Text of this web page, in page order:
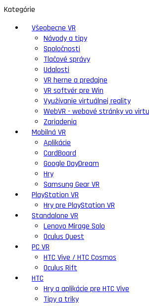
Kategórie
Všeobecne VR
Návody a tipy
Spoločnosti
Tlačové správy
Udalosti
VR herne a predajne
VR softvér pre Win
Využívanie virtuálnej reality
WebVR - webové stránky vo
Zariadenia
Mobilná VR
Aplikácie
CardBoard
Google DayDream
Hry
Samsung Gear VR
PlayStation VR
Hry pre PlayStation VR
Standalone VR
Lenovo Mirage Solo
Oculus Quest
PC VR
HTC Vive / HTC Cosmos
Oculus Rift
HTC
Hry a aplikácie pre HTC Vive
Tipy a triky